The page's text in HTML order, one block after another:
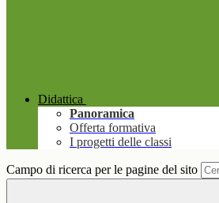
Didattica
Panoramica
Offerta formativa
I progetti delle classi
Campo di ricerca per le pagine del sito